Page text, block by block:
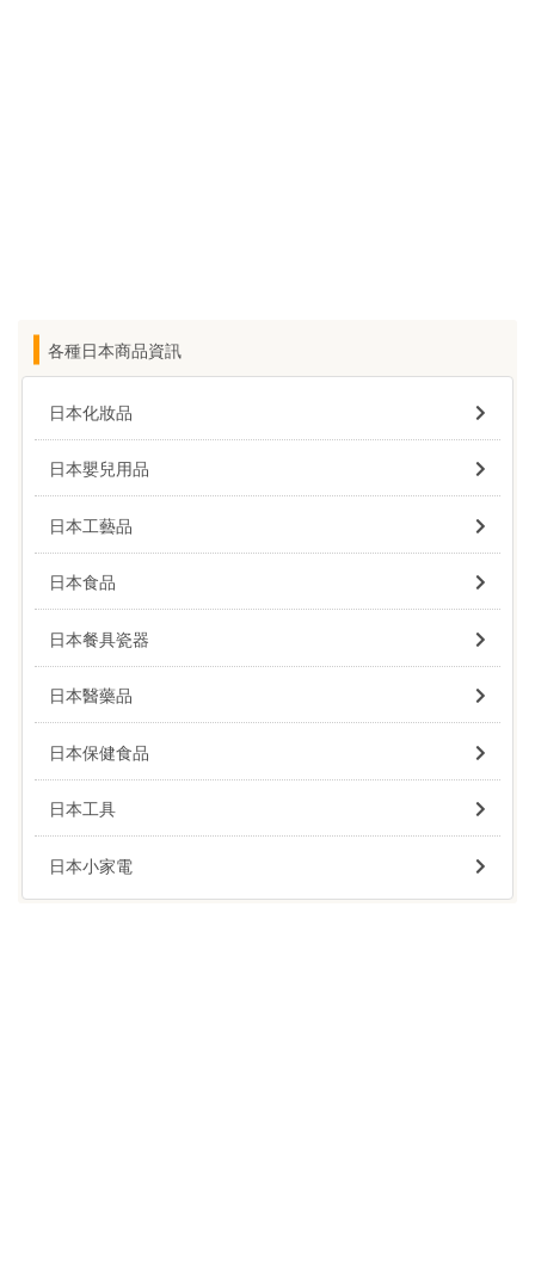
各種日本商品資訊
日本化妝品
日本嬰兒用品
日本工藝品
日本食品
日本餐具瓷器
日本醫藥品
日本保健食品
日本工具
日本小家電